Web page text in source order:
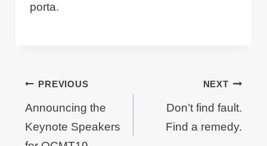
porta.
Post
navigation
PREVIOUS
Announcing the
Keynote Speakers
NEXT
Don’t find fault.
Find a remedy.